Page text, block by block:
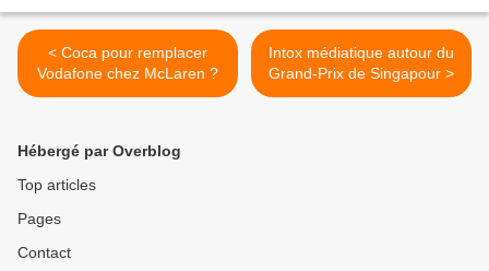
< Coca pour remplacer
Vodafone chez McLaren ?
Intox médiatique autour du
Grand-Prix de Singapour >
Hébergé par Overblog
Top articles
Pages
Contact